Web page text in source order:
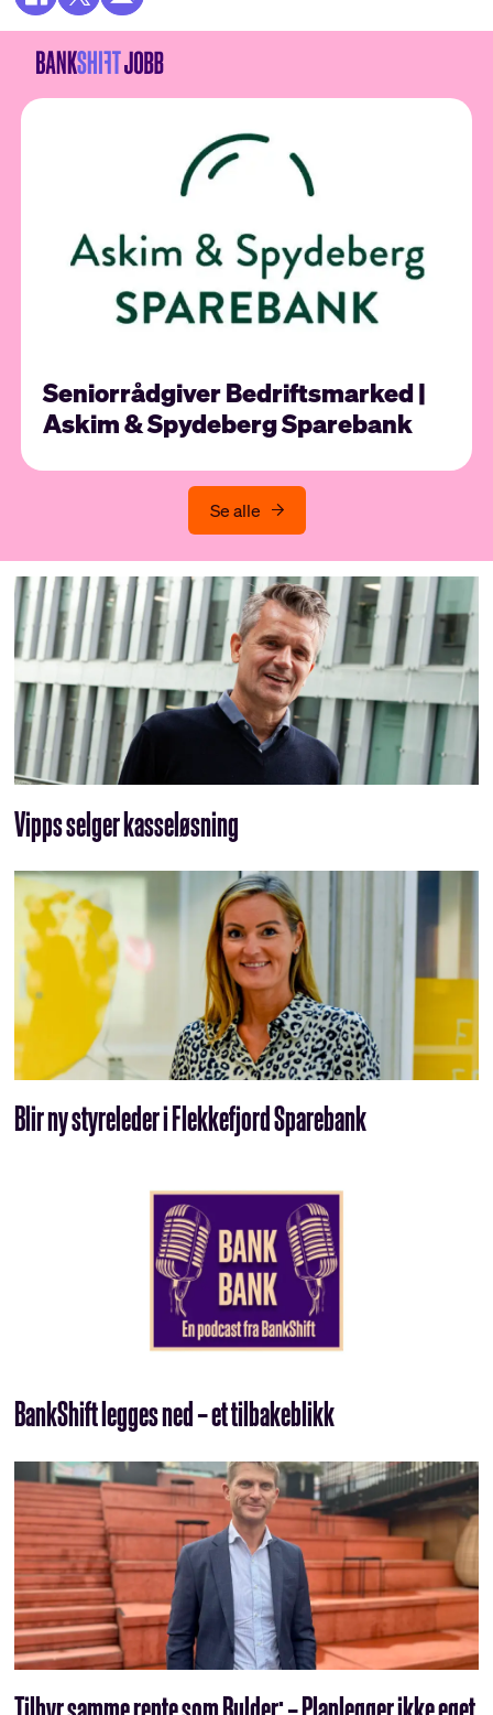
Seniorrådgiver Bedriftsmarked |
Askim & Spydeberg Sparebank
Se alle
Vipps selger kasseløsning
Blir ny styreleder i Flekkefjord Sparebank
BankShift legges ned – et tilbakeblikk